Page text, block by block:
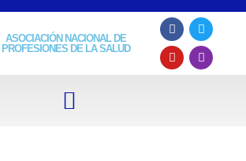
ASOCIACIÓN NACIONAL DE
PROFESIONES DE LA SALUD